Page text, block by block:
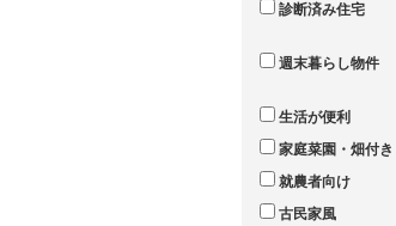
診断済み住宅
週末暮らし物件
生活が便利
家庭菜園・畑付き
就農者向け
古民家風